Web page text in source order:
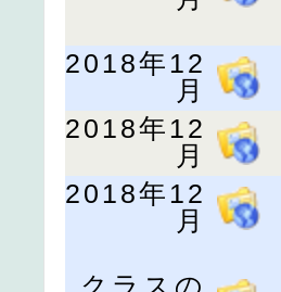
2018年12
月
2018年12
月
2018年12
月
クラスの